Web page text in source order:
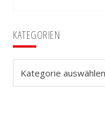
Seitenspalte
KATEGORIEN